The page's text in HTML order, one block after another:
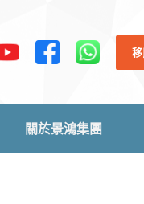
關於景鴻集團